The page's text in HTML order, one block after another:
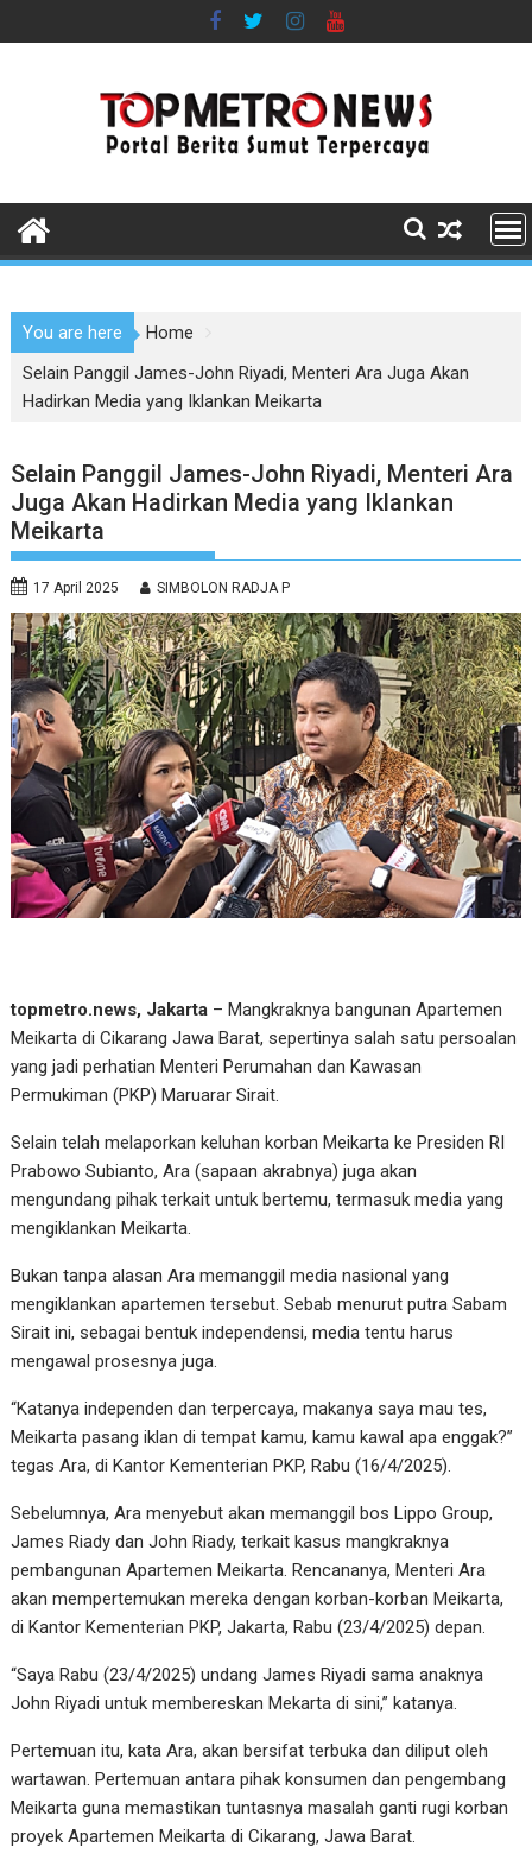
to
You are here
Home
Selain Panggil James-John Riyadi, Menteri Ara Juga Akan
Hadirkan Media yang Iklankan Meikarta
Selain Panggil James-John Riyadi, Menteri Ara
Juga Akan Hadirkan Media yang Iklankan
Meikarta
17 April 2025 SIMBOLON RADJA P
topmetro.news, Jakarta – Mangkraknya bangunan Apartemen
Meikarta di Cikarang Jawa Barat, sepertinya salah satu persoalan
yang jadi perhatian Menteri Perumahan dan Kawasan
Permukiman (PKP) Maruarar Sirait.
Selain telah melaporkan keluhan korban Meikarta ke Presiden RI
Prabowo Subianto, Ara (sapaan akrabnya) juga akan
mengundang pihak terkait untuk bertemu, termasuk media yang
mengiklankan Meikarta.
Bukan tanpa alasan Ara memanggil media nasional yang
mengiklankan apartemen tersebut. Sebab menurut putra Sabam
Sirait ini, sebagai bentuk independensi, media tentu harus
mengawal prosesnya juga.
“Katanya independen dan terpercaya, makanya saya mau tes,
Meikarta pasang iklan di tempat kamu, kamu kawal apa enggak?”
tegas Ara, di Kantor Kementerian PKP, Rabu (16/4/2025).
Sebelumnya, Ara menyebut akan memanggil bos Lippo Group,
James Riady dan John Riady, terkait kasus mangkraknya
pembangunan Apartemen Meikarta. Rencananya, Menteri Ara
akan mempertemukan mereka dengan korban-korban Meikarta,
di Kantor Kementerian PKP, Jakarta, Rabu (23/4/2025) depan.
“Saya Rabu (23/4/2025) undang James Riyadi sama anaknya
John Riyadi untuk membereskan Mekarta di sini,” katanya.
Pertemuan itu, kata Ara, akan bersifat terbuka dan diliput oleh
wartawan. Pertemuan antara pihak konsumen dan pengembang
Meikarta guna memastikan tuntasnya masalah ganti rugi korban
proyek Apartemen Meikarta di Cikarang, Jawa Barat.